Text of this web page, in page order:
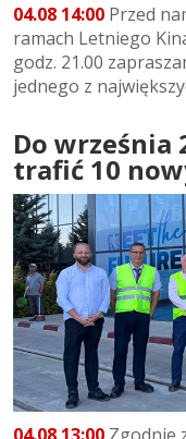
04.08 14:00 Przed
ramach Letniego
godz. 21.00
jednego z
Do września
trafić 10